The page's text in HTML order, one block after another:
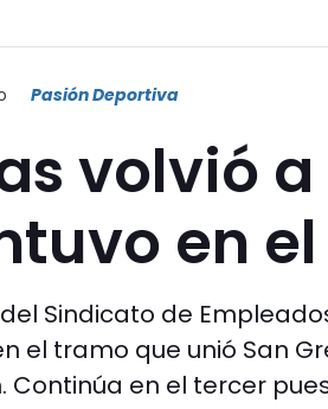
Pasión Deportiva
volvió
en
Sindicato de
el tramo que unió San
Continúa en el tercer